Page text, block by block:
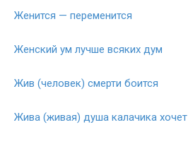
Женится — переменится
Женский ум лучше всяких дум
Жив (человек) смерти боится
Жива (живая) душа калачика хочет